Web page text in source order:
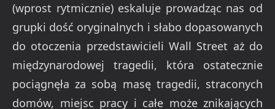
(wprost rytmicznie) eskaluje prowadząc nas od
grupki dość oryginalnych i słabo dopasowanych
do otoczenia przedstawicieli Wall Street aż do
międzynarodowej tragedii, która ostatecznie
pociągnęła za sobą masę tragedii, straconych
domów, miejsc pracy i całe może znikających